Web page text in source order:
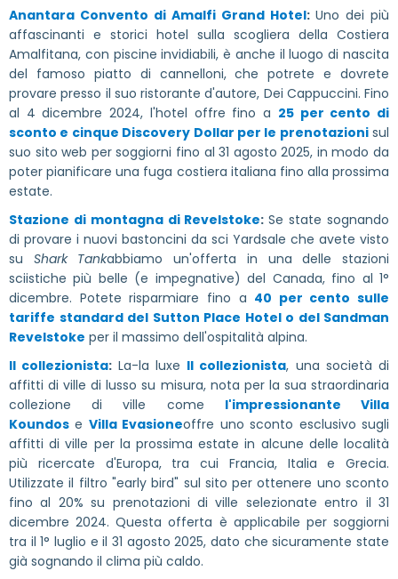
Anantara Convento di Amalfi Grand Hotel: Uno dei più
affascinanti e storici hotel sulla scogliera della Costiera
Amalfitana, con piscine invidiabili, è anche il luogo di nascita
del famoso piatto di cannelloni, che potrete e dovrete
provare presso il suo ristorante d'autore, Dei Cappuccini. Fino
al 4 dicembre 2024, l'hotel offre fino a 25 per cento di
sconto e cinque Discovery Dollar per le prenotazionisul
suo sito web per soggiorni fino al 31 agosto 2025, in modo da
poter pianificare una fuga costiera italiana fino alla prossima
estate.
Stazione di montagna di Revelstoke:Se state sognando
di provare i nuovi bastoncini da sci Yardsale che avete visto
su Shark Tankabbiamo un'offerta in una delle stazioni
sciistiche più belle (e impegnative) del Canada, fino al 1°
dicembre. Potete risparmiare fino a 40 per cento sulle
tariffe standard del Sutton Place Hotel o del Sandman
Revelstoke per il massimo dell'ospitalità alpina.
Il collezionista: La-la luxe Il collezionista, una società di
affitti di ville di lusso su misura, nota per la sua straordinaria
collezione di ville come l'impressionante Villa
Koundos e Villa Evasioneoffre uno sconto esclusivo sugli
affitti di ville per la prossima estate in alcune delle località
più ricercate d'Europa, tra cui Francia, Italia e Grecia.
Utilizzate il filtro "early bird" sul sito per ottenere uno sconto
fino al 20% su prenotazioni di ville selezionate entro il 31
dicembre 2024. Questa offerta è applicabile per soggiorni
tra il 1° luglio e il 31 agosto 2025, dato che sicuramente state
già sognando il clima più caldo.